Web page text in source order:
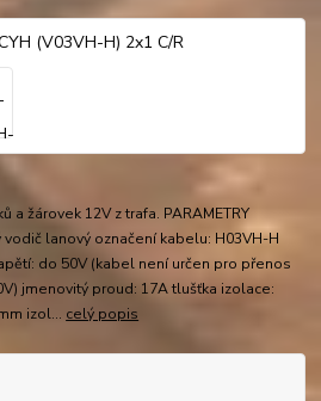
a žárovek 12V z trafa. PARAMETRY
lanový označení kabelu: H03VH-H
do 50V (kabel není určen pro přenos
jmenovitý proud: 17A tlušťka izolace:
izol... celý popis